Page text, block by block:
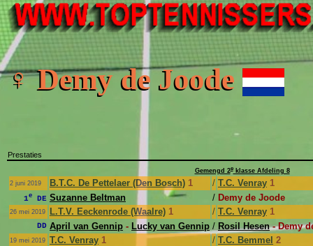
♀ Demy de Joode
Prestaties
Gemengd 2eklasse Afdeling 8
2 juni 2019
B.T.C. De Pettelaer (Den Bosch) 1 / T.C. Venray 1
1e DE Suzanne Beltman / Demy de Joode
26 mei 2019 L.T.V. Eeckenrode (Waalre) 1 / T.C. Venray 1
DD April van Gennip - Lucky van Gennip / Rosil Hesen- Demy
19 mei 2019 T.C. Venray 1 / T.C. Bemmel 2